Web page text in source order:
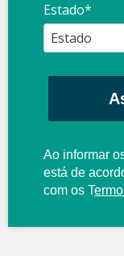
Estado*
Ao informar
está de
com os T